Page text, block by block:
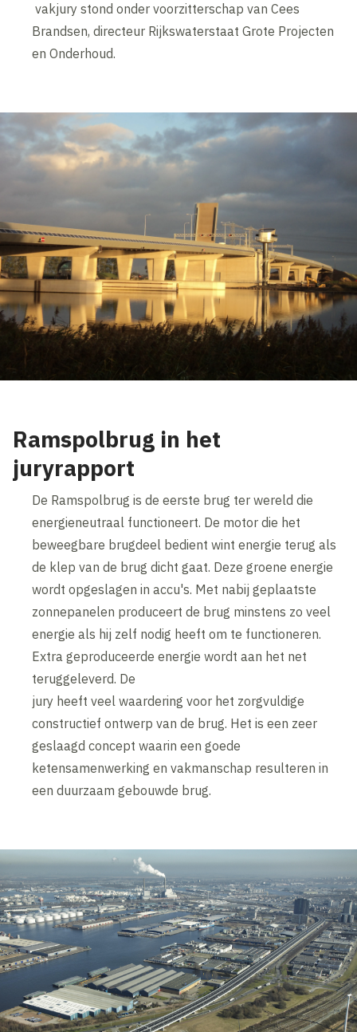
vakjury stond onder voorzitterschap van Cees
Brandsen, directeur Rijkswaterstaat Grote Projecten
en Onderhoud.
Ramspolbrug in het
juryrapport
De Ramspolbrug is de eerste brug ter wereld die
energieneutraal functioneert. De motor die het
beweegbare brugdeel bedient wint energie terug als
de klep van de brug dicht gaat. Deze groene energie
wordt opgeslagen in accu's. Met nabij geplaatste
zonnepanelen produceert de brug minstens zo veel
energie als hij zelf nodig heeft om te functioneren.
Extra geproduceerde energie wordt aan het net
teruggeleverd. De
jury heeft veel waardering voor het zorgvuldige
constructief ontwerp van de brug. Het is een zeer
geslaagd concept waarin een goede
ketensamenwerking en vakmanschap resulteren in
een duurzaam gebouwde brug.